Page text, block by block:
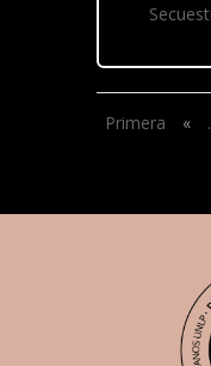
Primera «